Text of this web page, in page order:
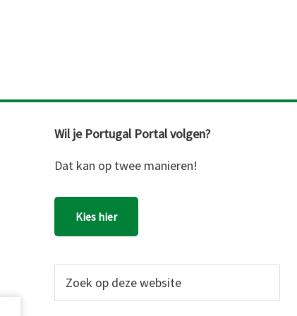
Wil je Portugal Portal volgen?
Dat kan op twee manieren!
Kies hier